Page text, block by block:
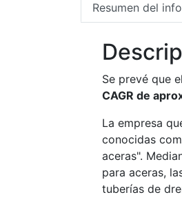
Resumen del
Se prevé que
CAGR de
La empresa
conocidas
aceras".
para aceras,
tuberías de